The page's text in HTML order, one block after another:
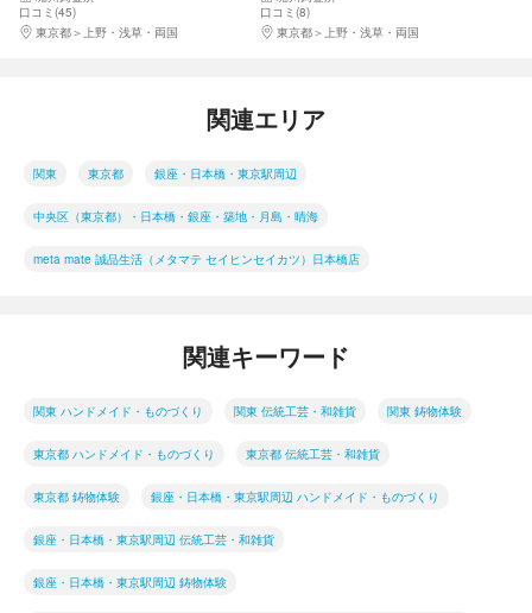
口コミ(45)
東京都
上野・浅草・両国
口コミ(8)
東京都
上野・浅草・両国
関連エリア
関東 東京都 銀座・日本橋・東京駅周辺
中央区（東京都）・日本橋・銀座・築地・月島・晴海
meta mate 誠品生活（メタマテ セイヒンセイカツ）日本橋店
関連キーワード
関東 ハンドメイド・ものづくり 関東 伝統工芸・和雑貨 関東 鋳物体験
東京都 ハンドメイド・ものづくり 東京都 伝統工芸・和雑貨
東京都 鋳物体験 銀座・日本橋・東京駅周辺 ハンドメイド・ものづくり
銀座・日本橋・東京駅周辺 伝統工芸・和雑貨
銀座・日本橋・東京駅周辺 鋳物体験